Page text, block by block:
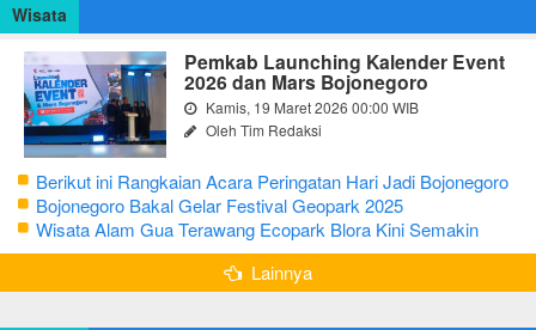
Wisata
Pemkab Launching Kalender Event
2026 dan Mars Bojonegoro
Kamis, 19 Maret 2026 00:00 WIB
Oleh Tim Redaksi
Berikut ini Rangkaian Acara Peringatan Hari Jadi Bojonegoro
Ke-348 Tahun 2025
Bojonegoro Bakal Gelar Festival Geopark 2025
Wisata Alam Gua Terawang Ecopark Blora Kini Semakin
Menarik
Lainnya